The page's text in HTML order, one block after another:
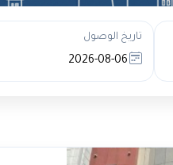
تاريخ الوصول